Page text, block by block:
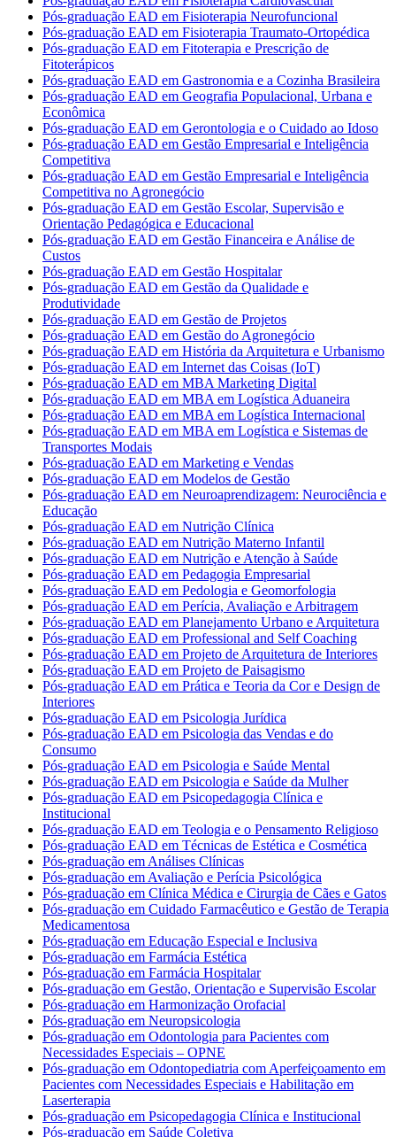
Pós-graduação EAD em Fisioterapia Neurofuncional
Pós-graduação EAD em Fisioterapia Traumato-Ortopédica
Pós-graduação EAD em Fitoterapia e Prescrição de
Fitoterápicos
Pós-graduação EAD em Gastronomia e a Cozinha Brasileira
Pós-graduação EAD em Geografia Populacional, Urbana e
Econômica
Pós-graduação EAD em Gerontologia e o Cuidado ao Idoso
Pós-graduação EAD em Gestão Empresarial e Inteligência
Competitiva
Pós-graduação EAD em Gestão Empresarial e Inteligência
Competitiva no Agronegócio
Pós-graduação EAD em Gestão Escolar, Supervisão e
Orientação Pedagógica e Educacional
Pós-graduação EAD em Gestão Financeira e Análise de
Custos
Pós-graduação EAD em Gestão Hospitalar
Pós-graduação EAD em Gestão da Qualidade e
Produtividade
Pós-graduação EAD em Gestão de Projetos
Pós-graduação EAD em Gestão do Agronegócio
Pós-graduação EAD em História da Arquitetura e Urbanismo
Pós-graduação EAD em Internet das Coisas (IoT)
Pós-graduação EAD em MBA Marketing Digital
Pós-graduação EAD em MBA em Logística Aduaneira
Pós-graduação EAD em MBA em Logística Internacional
Pós-graduação EAD em MBA em Logística e Sistemas de
Transportes Modais
Pós-graduação EAD em Marketing e Vendas
Pós-graduação EAD em Modelos de Gestão
Pós-graduação EAD em Neuroaprendizagem: Neurociência e
Educação
Pós-graduação EAD em Nutrição Clínica
Pós-graduação EAD em Nutrição Materno Infantil
Pós-graduação EAD em Nutrição e Atenção à Saúde
Pós-graduação EAD em Pedagogia Empresarial
Pós-graduação EAD em Pedologia e Geomorfologia
Pós-graduação EAD em Perícia, Avaliação e Arbitragem
Pós-graduação EAD em Planejamento Urbano e Arquitetura
Pós-graduação EAD em Professional and Self Coaching
Pós-graduação EAD em Projeto de Arquitetura de Interiores
Pós-graduação EAD em Projeto de Paisagismo
Pós-graduação EAD em Prática e Teoria da Cor e Design de
Interiores
Pós-graduação EAD em Psicologia Jurídica
Pós-graduação EAD em Psicologia das Vendas e do
Consumo
Pós-graduação EAD em Psicologia e Saúde Mental
Pós-graduação EAD em Psicologia e Saúde da Mulher
Pós-graduação EAD em Psicopedagogia Clínica e
Institucional
Pós-graduação EAD em Teologia e o Pensamento Religioso
Pós-graduação EAD em Técnicas de Estética e Cosmética
Pós-graduação em Análises Clínicas
Pós-graduação em Avaliação e Perícia Psicológica
Pós-graduação em Clínica Médica e Cirurgia de Cães e Gatos
Pós-graduação em Cuidado Farmacêutico e Gestão de Terapia
Medicamentosa
Pós-graduação em Educação Especial e Inclusiva
Pós-graduação em Farmácia Estética
Pós-graduação em Farmácia Hospitalar
Pós-graduação em Gestão, Orientação e Supervisão Escolar
Pós-graduação em Harmonização Orofacial
Pós-graduação em Neuropsicologia
Pós-graduação em Odontologia para Pacientes com
Necessidades Especiais – OPNE
Pós-graduação em Odontopediatria com Aperfeiçoamento em
Pacientes com Necessidades Especiais e Habilitação em
Laserterapia
Pós-graduação em Psicopedagogia Clínica e Institucional
Pós-graduação em Saúde Coletiva